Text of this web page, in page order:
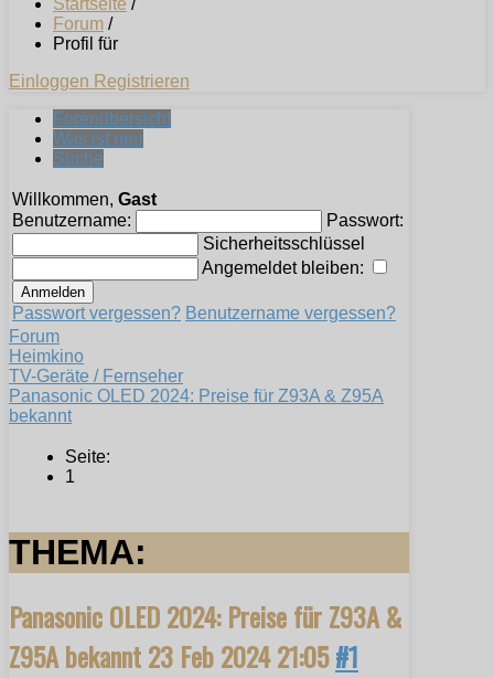
Startseite /
Forum /
Profil für
Einloggen Registrieren
Forenübersicht
Was ist neu
Suche
Willkommen, Gast
Benutzername:
Passwort:
Sicherheitsschlüssel
Angemeldet bleiben:
Passwort vergessen? Benutzername vergessen?
Forum
Heimkino
TV-Geräte / Fernseher
Panasonic OLED 2024: Preise für Z93A & Z95A
bekannt
Seite:
1
THEMA:
Panasonic OLED 2024: Preise für Z93A &
Z95A bekannt23 Feb 2024 21:05#1